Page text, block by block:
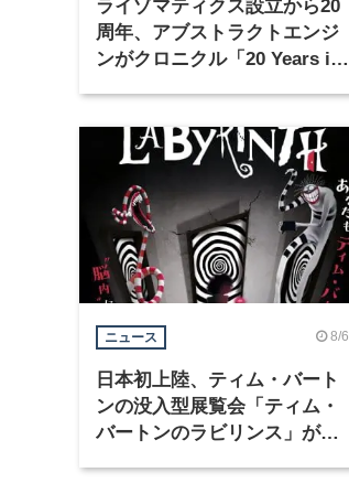
ライゾマティクス設立から20
周年、アブストラクトエンジ
ンがクロニクル「20 Years in
ニュース 8/6
日本初上陸、ティム・バート
ンの没入型展覧会「ティム・
バートンのラビリンス」が東